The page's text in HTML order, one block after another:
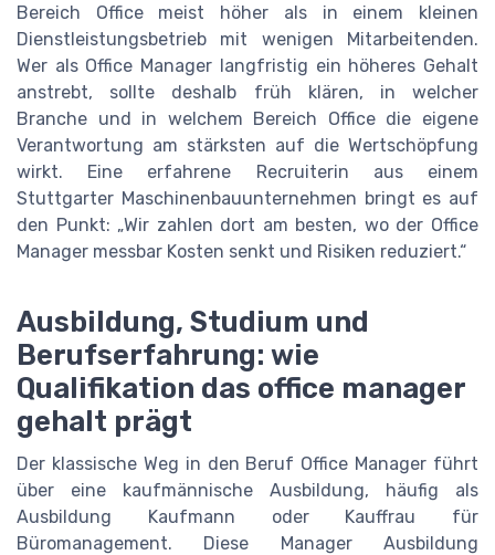
Bereich Office meist höher als in einem kleinen
Dienstleistungsbetrieb mit wenigen Mitarbeitenden.
Wer als Office Manager langfristig ein höheres Gehalt
anstrebt, sollte deshalb früh klären, in welcher
Branche und in welchem Bereich Office die eigene
Verantwortung am stärksten auf die Wertschöpfung
wirkt. Eine erfahrene Recruiterin aus einem
Stuttgarter Maschinenbauunternehmen bringt es auf
den Punkt: „Wir zahlen dort am besten, wo der Office
Manager messbar Kosten senkt und Risiken reduziert.“
Ausbildung, Studium und
Berufserfahrung: wie
Qualifikation das office manager
gehalt prägt
Der klassische Weg in den Beruf Office Manager führt
über eine kaufmännische Ausbildung, häufig als
Ausbildung Kaufmann oder Kauffrau für
Büromanagement. Diese Manager Ausbildung